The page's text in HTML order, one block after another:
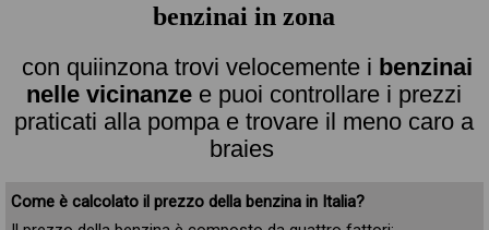
benzinai in zona
con quiinzona trovi velocemente i benzinai
nelle vicinanze e puoi controllare i prezzi
praticati alla pompa e trovare il meno caro a
braies
Come è calcolato il prezzo della benzina in Italia?